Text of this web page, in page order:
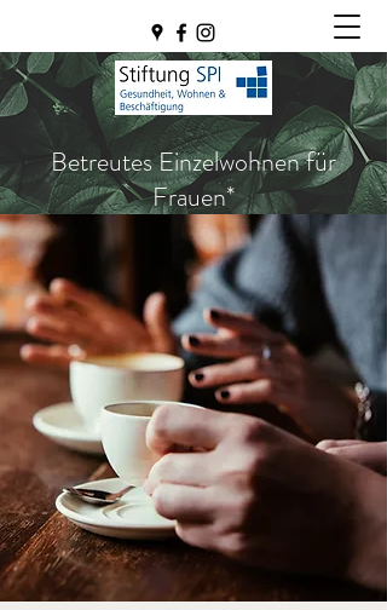
Betreutes Einzelwohnen für
Frauen*